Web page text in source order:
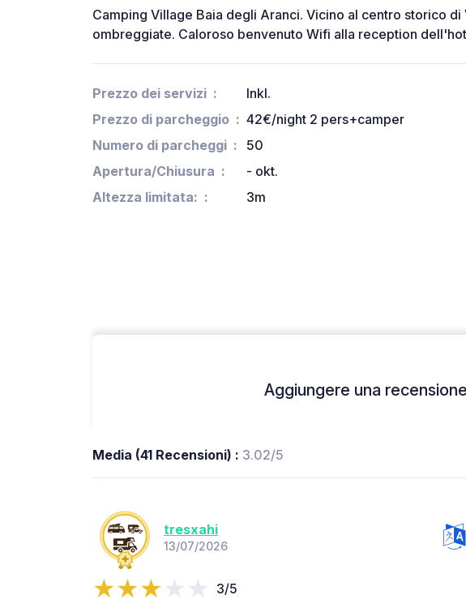
Camping Village Baia degli Aranci. Vicino al centro storico di
ombreggiate. Caloroso benvenuto Wifi alla reception
Prezzo dei servizi
Inkl.
Prezzo di parcheggio
42€/night 2 pers+camper
Numero di parcheggi
50
Apertura/Chiusura
- okt.
Altezza limitata:
3m
Aggiungere una
Media (41 Recensioni) : 3.02/5
tresxahi
13/07/2026
3/5